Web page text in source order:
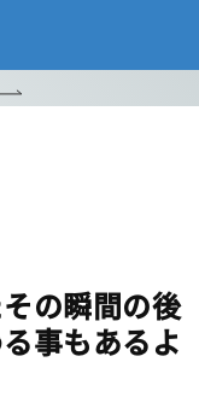
の瞬間の後
事もあるよ